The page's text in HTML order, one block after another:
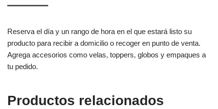
Reserva el día y un rango de hora en el que estará listo su
producto para recibir a domicilio o recoger en punto de venta.
Agrega accesorios como velas, toppers, globos y empaques a
tu pedido.
Productos relacionados